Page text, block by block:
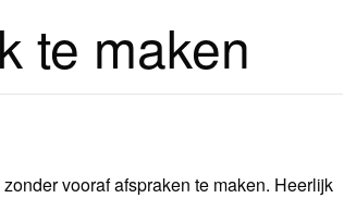
te maken
vooraf afspraken te maken. Heerlijk